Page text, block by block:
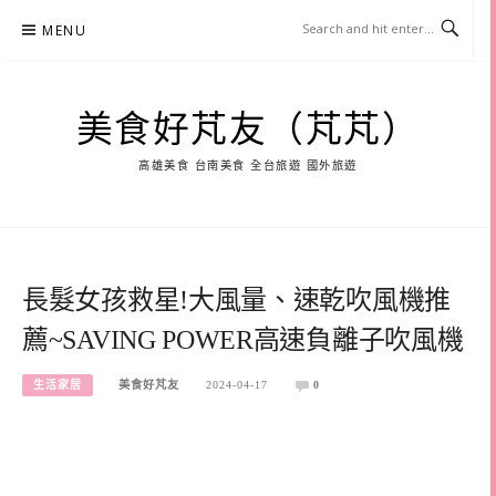
MENU
美食好芃友（芃芃）
高雄美食 台南美食 全台旅遊 國外旅遊
長髮女孩救星!大風量、速乾吹風機推
薦~SAVING POWER高速負離子吹風機
生活家居 美食好芃友 2024-04-17 0